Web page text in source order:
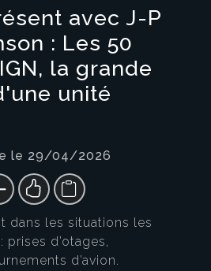
Video
avec J-P
: Les 50
la grande
unité
le 29/04/2026
dans les situations les
prises d’otages,
d’avion.